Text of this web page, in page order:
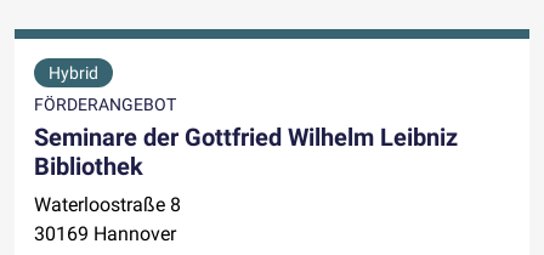
Hybrid
FÖRDERANGEBOT
Seminare der Gottfried Wilhelm Leibniz
Bibliothek
Waterloostraße 8
30169 Hannover